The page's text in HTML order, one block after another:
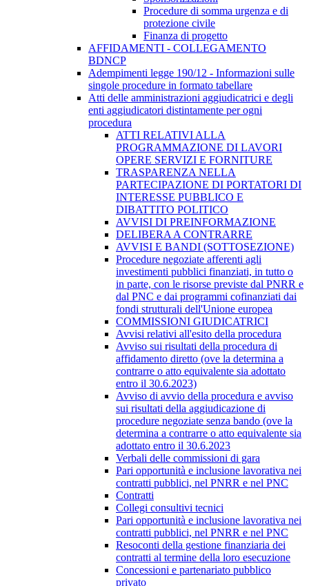
Procedure di somma urgenza e di
protezione civile
Finanza di progetto
AFFIDAMENTI - COLLEGAMENTO
BDNCP
Adempimenti legge 190/12 - Informazioni sulle
singole procedure in formato tabellare
Atti delle amministrazioni aggiudicatrici e degli
enti aggiudicatori distintamente per ogni
procedura
ATTI RELATIVI ALLA
PROGRAMMAZIONE DI LAVORI
OPERE SERVIZI E FORNITURE
TRASPARENZA NELLA
PARTECIPAZIONE DI PORTATORI DI
INTERESSE PUBBLICO E
DIBATTITO POLITICO
AVVISI DI PREINFORMAZIONE
DELIBERA A CONTRARRE
AVVISI E BANDI (SOTTOSEZIONE)
Procedure negoziate afferenti agli
investimenti pubblici finanziati, in tutto o
in parte, con le risorse previste dal PNRR e
dal PNC e dai programmi cofinanziati dai
fondi strutturali dell'Unione europea
COMMISSIONI GIUDICATRICI
Avvisi relativi all'esito della procedura
Avviso sui risultati della procedura di
affidamento diretto (ove la determina a
contrarre o atto equivalente sia adottato
entro il 30.6.2023)
Avviso di avvio della procedura e avviso
sui risultati della aggiudicazione di
procedure negoziate senza bando (ove la
determina a contrarre o atto equivalente sia
adottato entro il 30.6.2023
Verbali delle commissioni di gara
Pari opportunità e inclusione lavorativa nei
contratti pubblici, nel PNRR e nel PNC
Contratti
Collegi consultivi tecnici
Pari opportunità e inclusione lavorativa nei
contratti pubblici, nel PNRR e nel PNC
Resoconti della gestione finanziaria dei
contratti al termine della loro esecuzione
Concessioni e partenariato pubblico
privato